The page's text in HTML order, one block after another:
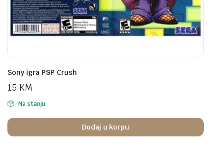
Sony igra PSP Crush
15 KM
Na stanju
Dodaj u korpu